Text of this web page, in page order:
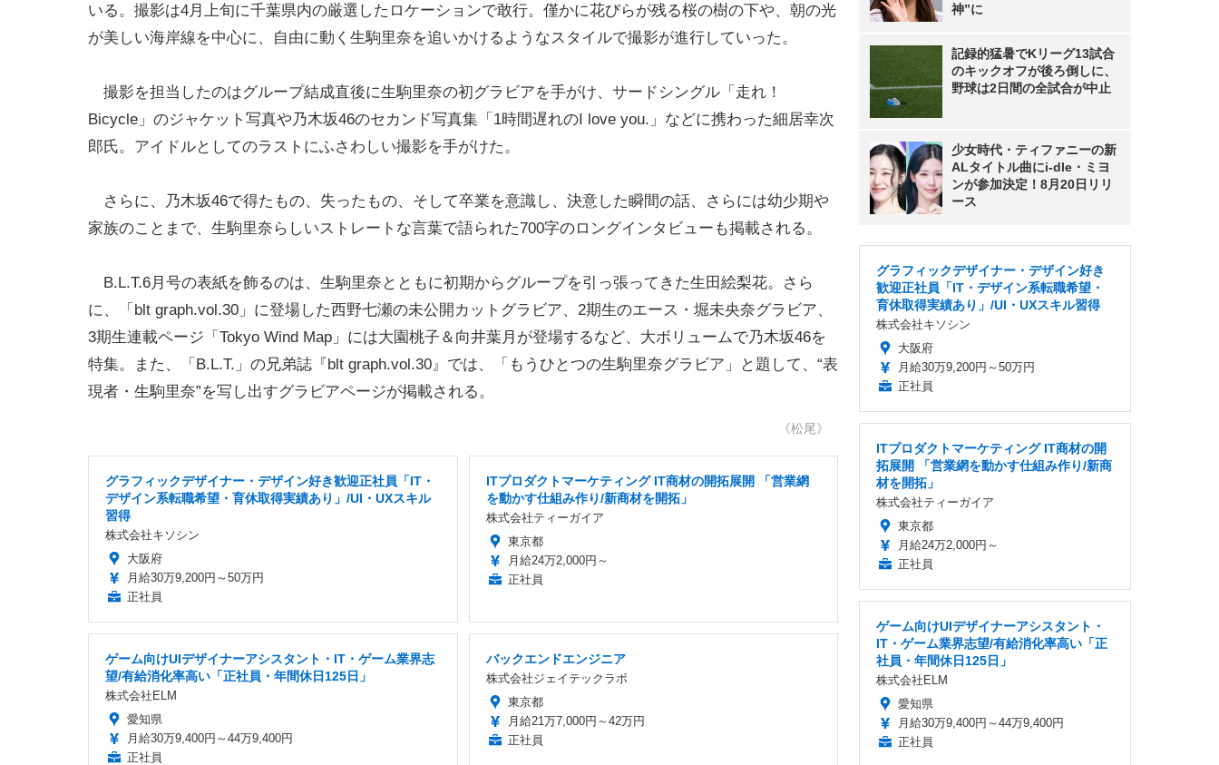
いる。撮影は4月上旬に千葉県内の厳選したロケーションで敢行。僅かに花びらが残る桜の樹の下や、朝の光
が美しい海岸線を中心に、自由に動く生駒里奈を追いかけるようなスタイルで撮影が進行していった。
撮影を担当したのはグループ結成直後に生駒里奈の初グラビアを手がけ、サードシングル「走れ！
Bicycle」のジャケット写真や乃木坂46のセカンド写真集「1時間遅れのI love you.」などに携わった細居幸次
郎氏。アイドルとしてのラストにふさわしい撮影を手がけた。
さらに、乃木坂46で得たもの、失ったもの、そして卒業を意識し、決意した瞬間の話、さらには幼少期や
家族のことまで、生駒里奈らしいストレートな言葉で語られた700字のロングインタビューも掲載される。
B.L.T.6月号の表紙を飾るのは、生駒里奈とともに初期からグループを引っ張ってきた生田絵梨花。さら
に、「blt graph.vol.30」に登場した西野七瀬の未公開カットグラビア、2期生のエース・堀未央奈グラビア、
3期生連載ページ「Tokyo Wind Map」には大園桃子＆向井葉月が登場するなど、大ボリュームで乃木坂46を
特集。また、「B.L.T.」の兄弟誌『blt graph.vol.30』では、「もうひとつの生駒里奈グラビア」と題して、“表
現者・生駒里奈”を写し出すグラビアページが掲載される。
《松尾》
グラフィックデザイナー・デザイン好き歓迎正社員「IT・
デザイン系転職希望・育休取得実績あり」/UI・UXスキル
習得
株式会社キソシン
大阪府
月給30万9,200円～50万円
正社員
ITプロダクトマーケティング IT商材の開拓展開 「営業網
を動かす仕組み作り/新商材を開拓」
株式会社ティーガイア
東京都
月給24万2,000円～
正社員
ゲーム向けUIデザイナーアシスタント・IT・ゲーム業界志
望/有給消化率高い「正社員・年間休日125日」
株式会社ELM
愛知県
月給30万9,400円～44万9,400円
正社員
バックエンドエンジニア
株式会社ジェイテックラボ
東京都
月給21万7,000円～42万円
正社員
神”に
記録的猛暑でKリーグ13試合
のキックオフが後ろ倒しに、
野球は2日間の全試合が中止
少女時代・ティファニーの新
ALタイトル曲にi-dle・ミヨ
ンが参加決定！8月20日リリ
ース
グラフィックデザイナー・デザイン好き
歓迎正社員「IT・デザイン系転職希望・
育休取得実績あり」/UI・UXスキル習得
株式会社キソシン
大阪府
月給30万9,200円～50万円
正社員
ITプロダクトマーケティング IT商材の開
拓展開 「営業網を動かす仕組み作り/新商
材を開拓」
株式会社ティーガイア
東京都
月給24万2,000円～
正社員
ゲーム向けUIデザイナーアシスタント・
IT・ゲーム業界志望/有給消化率高い「正
社員・年間休日125日」
株式会社ELM
愛知県
月給30万9,400円～44万9,400円
正社員